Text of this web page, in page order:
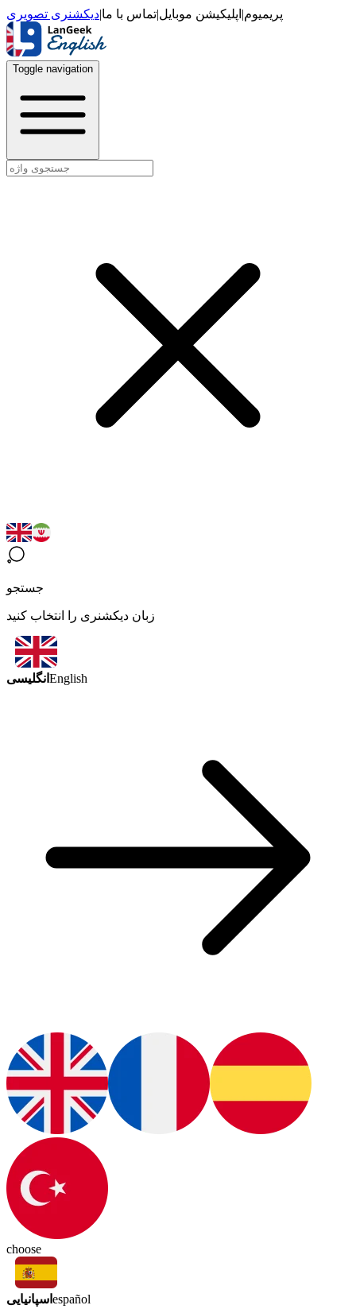
پریمیوم| اپلیکیشن موبایل|تماس با ما|دیکشنری تصویری
Toggle navigation
جستجو
زبان دیکشنری را انتخاب کنید
انگلیسی English
choose
اسپانیایی español